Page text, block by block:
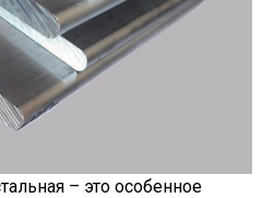
– это особенное